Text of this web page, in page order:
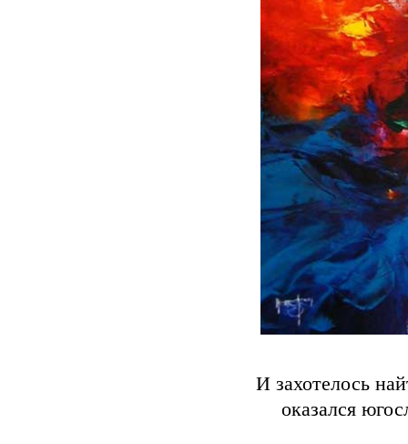
И захотелось
оказался